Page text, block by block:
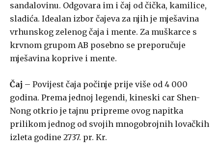
sandalovinu. Odgovara im i čaj od čička, kamilice,
sladića. Idealan izbor čajeva za njih je mješavina
vrhunskog zelenog čaja i mente. Za muškarce s
krvnom grupom AB posebno se preporučuje
mješavina koprive i mente.
Čaj – Povijest čaja počinje prije više od 4 000
godina. Prema jednoj legendi, kineski car Shen-
Nong otkrio je tajnu pripreme ovog napitka
prilikom jednog od svojih mnogobrojnih lovačkih
izleta godine 2737. pr. Kr.